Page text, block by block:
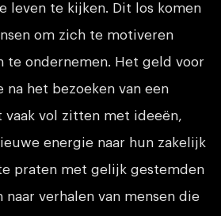
leven te kijken. Dit los komen
om zich te motiveren
te ondernemen. Het geld voor
na het bezoeken van een
vaak vol zitten met ideeën,
energie naar hun zakelijk
praten met gelijk gestemden
verhalen van mensen die